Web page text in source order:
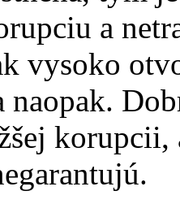
a
vysoko
naopak.
korupcii,